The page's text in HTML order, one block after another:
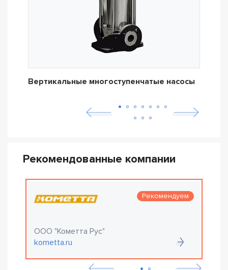
Вертикальные многоступенчатые насосы
Рекомендованные компании
Рекомендуем
ООО "Кометта Рус"
kometta.ru